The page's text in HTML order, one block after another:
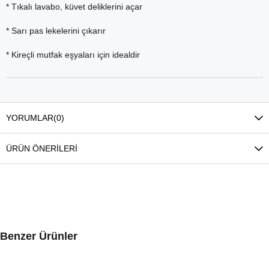
* Tıkalı lavabo, küvet deliklerini açar
* Sarı pas lekelerini çıkarır
* Kireçli mutfak eşyaları için idealdir
YORUMLAR(0)
ÜRÜN ÖNERILERI
Benzer Ürünler